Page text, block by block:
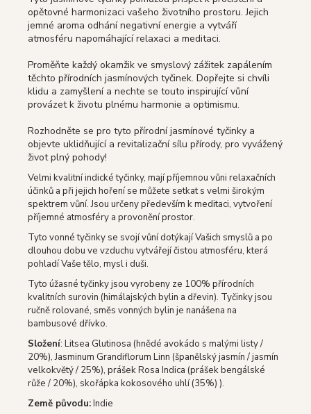
opětovné harmonizaci vašeho životního prostoru. Jejich
jemné aroma odhání negativní energie a vytváří
atmosféru napomáhající relaxaci a meditaci.
Proměňte každý okamžik ve smyslový zážitek zapálením
těchto přírodních jasmínových tyčinek. Dopřejte si chvíli
klidu a zamyšlení a nechte se touto inspirující vůní
provázet k životu plnému harmonie a optimismu.
Rozhodněte se pro tyto přírodní jasmínové tyčinky a
objevte uklidňující a revitalizační sílu přírody, pro vyvážený
život plný pohody!
Velmi kvalitní indické tyčinky, mají příjemnou vůni relaxačních
účinků a při jejich hoření se můžete setkat s velmi širokým
spektrem vůní. Jsou určeny především k meditaci, vytvoření
příjemné atmosféry a provonění prostor.
Tyto vonné tyčinky se svojí vůní dotýkají Vašich smyslů a po
dlouhou dobu ve vzduchu vytvářejí čistou atmosféru, která
pohladí Vaše tělo, mysl i duši.
Tyto úžasné tyčinky jsou vyrobeny ze 100% přírodních
kvalitních surovin (himálajských bylin a dřevin). Tyčinky jsou
ručně rolované, směs vonných bylin je nanášena na
bambusové dřívko.
Složení: Litsea Glutinosa (hnědé avokádo s malými listy /
20%), Jasminum Grandiflorum Linn (španělský jasmín / jasmín
velkokvětý / 25%), prášek Rosa Indica (prášek bengálské
růže / 20%), skořápka kokosového uhlí (35%) ).
Země původu:Indie